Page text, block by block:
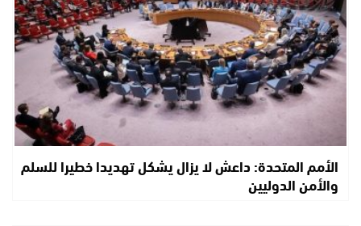
الأمم المتحدة: داعش لا يزال يشكل تهديدا خطيرا للسلم
والأمن الدوليين